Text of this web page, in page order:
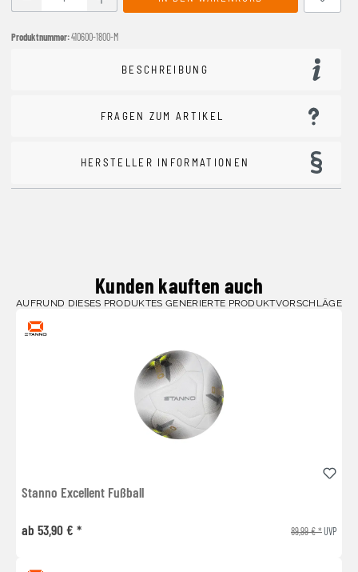
Produktnummer:410600-1800-M
BESCHREIBUNG
FRAGEN ZUM ARTIKEL
HERSTELLER INFORMATIONEN
Kunden kauften auch
AUFRUND DIESES PRODUKTES GENERIERTE PRODUKTVORSCHLÄGE
Stanno Excellent Fußball
ab 53,90 € * 89,99 € *UVP